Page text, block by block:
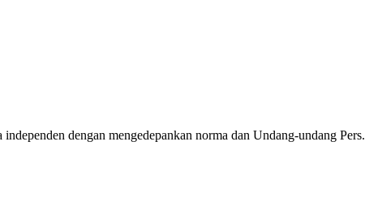
dengan mengedepankan norma dan Undang-undang Pers.